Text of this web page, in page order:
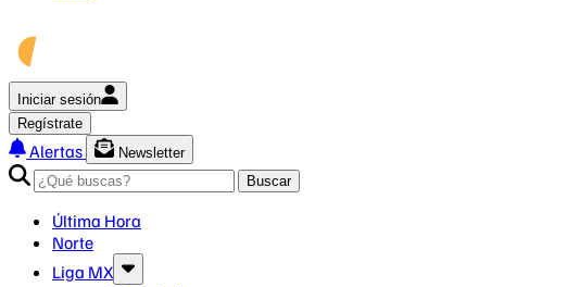
Iniciar sesión
Regístrate
Alertas
Newsletter
Buscar
Última Hora
Norte
Liga MX